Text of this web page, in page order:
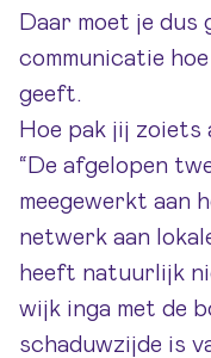
Daar moet je dus
communicatie
geeft.
Hoe pak jij zoiets
“De afgelopen
meegewerkt aan
netwerk aan
heeft natuurlijk
wijk inga met de
schaduwzijde is